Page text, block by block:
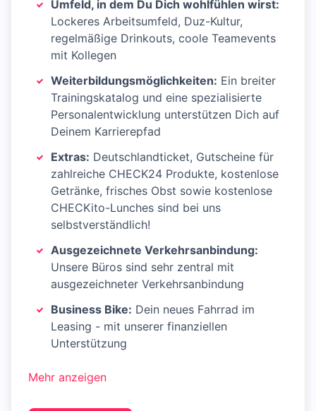
Umfeld, in dem Du Dich wohlfühlen wirst:
Lockeres Arbeitsumfeld, Duz-Kultur,
regelmäßige Drinkouts, coole Teamevents
mit Kollegen
Weiterbildungsmöglichkeiten: Ein breiter
Trainingskatalog und eine spezialisierte
Personalentwicklung unterstützen Dich auf
Deinem Karrierepfad
Extras: Deutschlandticket, Gutscheine für
zahlreiche CHECK24 Produkte, kostenlose
Getränke, frisches Obst sowie kostenlose
CHECKito-Lunches sind bei uns
selbstverständlich!
Ausgezeichnete Verkehrsanbindung:
Unsere Büros sind sehr zentral mit
ausgezeichneter Verkehrsanbindung
Business Bike: Dein neues Fahrrad im
Leasing - mit unserer finanziellen
Unterstützung
Mehr anzeigen